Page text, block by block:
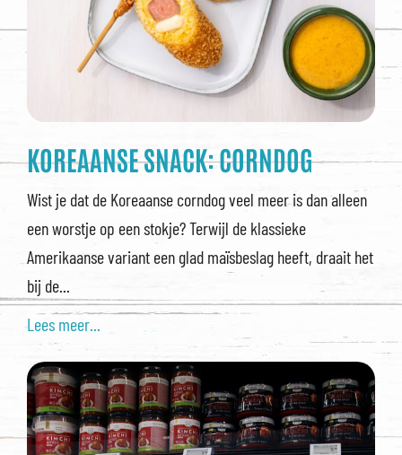
KOREAANSE SNACK: CORNDOG
Wist je dat de Koreaanse corndog veel meer is dan alleen
een worstje op een stokje? Terwijl de klassieke
Amerikaanse variant een glad maïsbeslag heeft, draait het
bij de...
Lees meer...